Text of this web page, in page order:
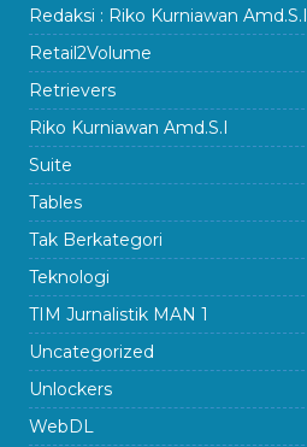
Redaksi : Riko Kurniawan Amd.S.I
Retail2Volume
Retrievers
Riko Kurniawan Amd.S.I
Suite
Tables
Tak Berkategori
Teknologi
TIM Jurnalistik MAN 1
Uncategorized
Unlockers
WebDL